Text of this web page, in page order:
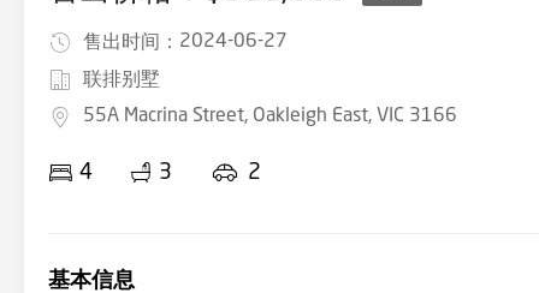
售出时间： 2024-06-27
联排别墅
55A Macrina Street, Oakleigh East, VIC 3166
4 3 2
基本信息